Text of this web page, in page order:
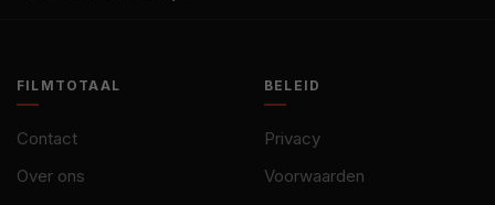
FILMTOTAAL
Contact
Over ons
BELEID
Privacy
Voorwaarden